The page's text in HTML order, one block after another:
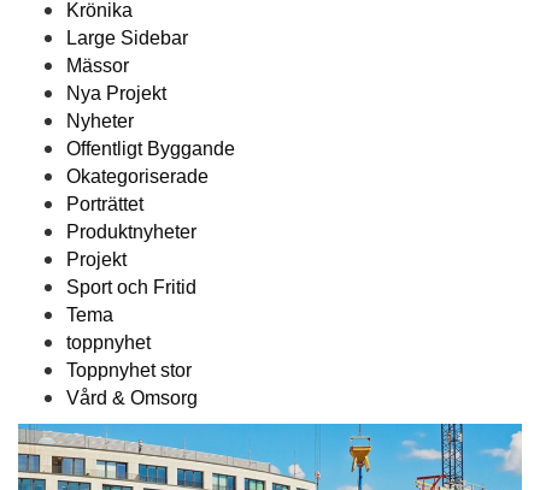
Krönika
Large Sidebar
Mässor
Nya Projekt
Nyheter
Offentligt Byggande
Okategoriserade
Porträttet
Produktnyheter
Projekt
Sport och Fritid
Tema
toppnyhet
Toppnyhet stor
Vård & Omsorg